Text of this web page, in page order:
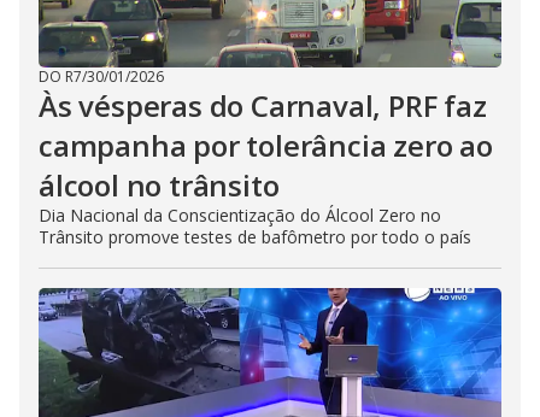
DO R7/30/01/2026
Às vésperas do Carnaval, PRF faz
campanha por tolerância zero ao
álcool no trânsito
Dia Nacional da Conscientização do Álcool Zero no
Trânsito promove testes de bafômetro por todo o país